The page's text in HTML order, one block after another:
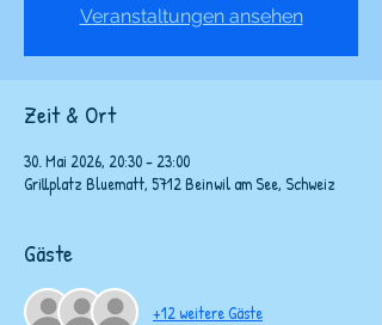
Veranstaltungen ansehen
Zeit & Ort
30. Mai 2026, 20:30 – 23:00
Grillplatz Bluematt, 5712 Beinwil am See, Schweiz
Gäste
+12 weitere Gäste